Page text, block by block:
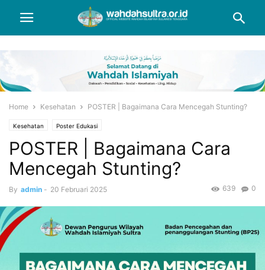
Home Kesehatan POSTER | Bagaimana Cara Mencegah Stunting?
Kesehatan Poster Edukasi
POSTER | Bagaimana Cara
Mencegah Stunting?
By admin - 20 Februari 2025 0
639